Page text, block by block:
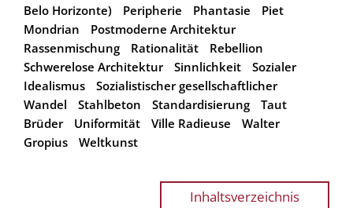
Belo Horizonte)
Peripherie Phantasie
Piet
Mondrian
Postmoderne Architektur
Rassenmischung
Rationalität
Rebellion
Schwerelose Architektur
Sinnlichkeit
Sozialer
Idealismus
Sozialistischer gesellschaftlicher
Wandel
Stahlbeton Standardisierung
Taut
Brüder
Uniformität Ville Radieuse
Walter
Gropius
Weltkunst
Inhaltsverzeichnis